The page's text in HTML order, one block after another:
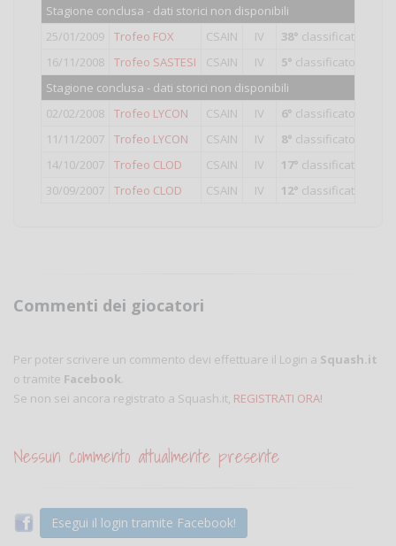
Stagione conclusa - dati storici non disponibili
25/01/2009
Trofeo FOX CSAIN IV 38° classificato su 38
16/11/2008
Trofeo SASTESI CSAIN IV 5° classificato su 11
Stagione conclusa - dati storici non disponibili
02/02/2008
Trofeo LYCON CSAIN IV 6° classificato su 11
11/11/2007
Trofeo LYCON CSAIN IV 8° classificato su 16
14/10/2007
Trofeo CLOD CSAIN IV 17° classificato su 41
30/09/2007
Trofeo CLOD CSAIN IV 12° classificato su 54
Commenti dei giocatori
Per poter scrivere un commento devi effettuare il Login a Squash.it
o tramite Facebook.
Se non sei ancora registrato a Squash.it, REGISTRATI ORA!
Nessun commento attualmente presente
Esegui il login tramite Facebook!